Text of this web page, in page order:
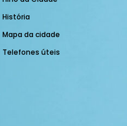
História
Mapa da cidade
Telefones úteis